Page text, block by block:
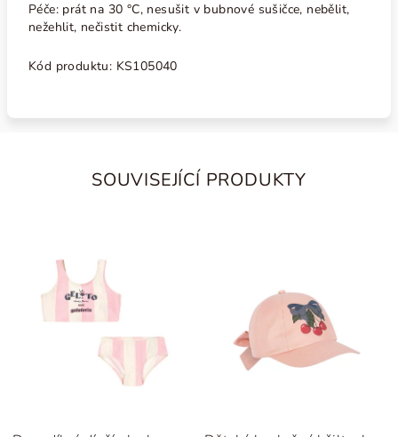
Péče: prát na 30 °C, nesušit v bubnové sušičce, nebělit,
nežehlit, nečistit chemicky.
Kód produktu: KS105040
SOUVISEJÍCÍ PRODUKTY